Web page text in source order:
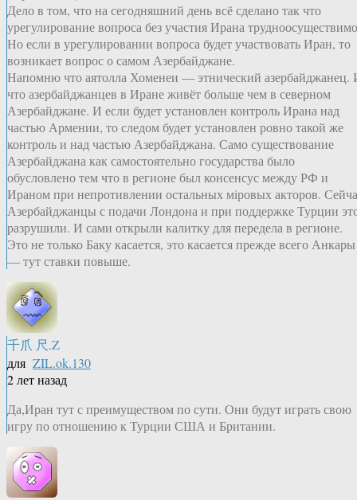
Дело в том, что на сегодняшний день всё сделано так что
урегулирование вопроса без участия Ирана
Но если в урегулировании вопроса будет участвовать Иран, то
возникает вопрос о самом Азербайджане.
Напомню что аятолла Хоменеи — этнический азербайджанец.
что азербайджанцев в Иране живёт больше чем в северном
Азербайджане. И если будет установлен контроль Ирана над
частью Армении, то следом будет установлен ровно такой же
контроль и над частью Азербайджана. Само существование
Азербайджана как самостоятельно государства было
обусловлено тем что в регионе был консенсус между РФ и
Ираном при непротивлении остальных мiровых акторов.
Азербайджанцы с подачи Лондона и при поддержке Турции
разрушили. И сами открыли калитку для передела в регионе.
Это не только Баку касается, это касается прежде всего Анкары
— тут ставки повыше.
千爪 尺.Z
для ZIL.ok.130
2 лет назад
Да,Иран тут с преимуществом по сути. Они будут играть свою
игру по отношению к Турции США и Британии.